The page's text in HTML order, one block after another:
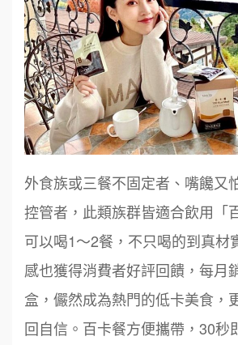
外食族或三餐不固定者、嘴饞又
控管者，此類族群皆適合飲用「
可以喝1～2餐，不只喝的到真材
感也獲得消費者好評回饋，每月
盒，儼然成為熱門的低卡美食，
回自信。百卡餐方便攜帶，30秒